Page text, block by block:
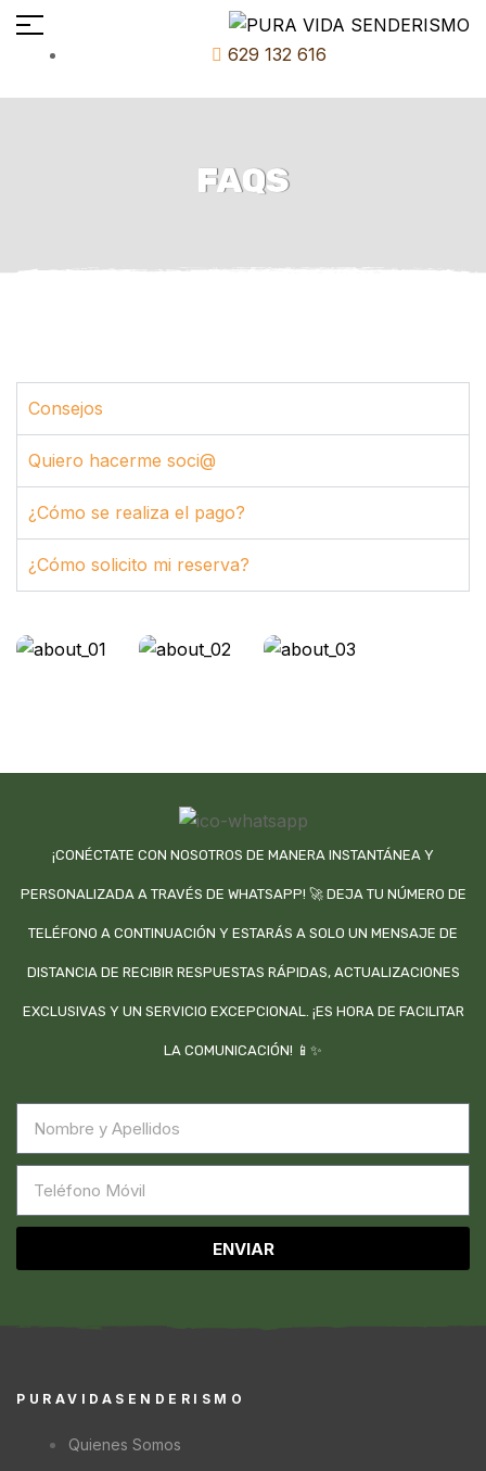
629 132 616
FAQS
Consejos
Quiero hacerme soci@
¿Cómo se realiza el pago?
¿Cómo solicito mi reserva?
¡CONÉCTATE CON NOSOTROS DE MANERA INSTANTÁNEA Y
PERSONALIZADA A TRAVÉS DE WHATSAPP! 🚀 DEJA TU NÚMERO DE
TELÉFONO A CONTINUACIÓN Y ESTARÁS A SOLO UN MENSAJE DE
DISTANCIA DE RECIBIR RESPUESTAS RÁPIDAS, ACTUALIZACIONES
EXCLUSIVAS Y UN SERVICIO EXCEPCIONAL. ¡ES HORA DE FACILITAR
LA COMUNICACIÓN! 📱✨
ENVIAR
PURAVIDASENDERISMO
Quienes Somos